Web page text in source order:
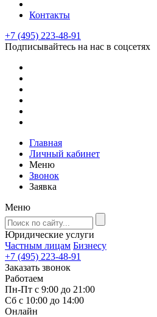
Контакты
+7 (495) 223-48-91
Подписывайтесь на нас в соцсетях
Главная
Личный кабинет
Меню
Звонок
Заявка
Меню
Юридические услуги
Частным лицам Бизнесу
+7 (495) 223-48-91
Заказать звонок
Работаем
Пн-Пт с 9:00 до 21:00
Сб с 10:00 до 14:00
Онлайн